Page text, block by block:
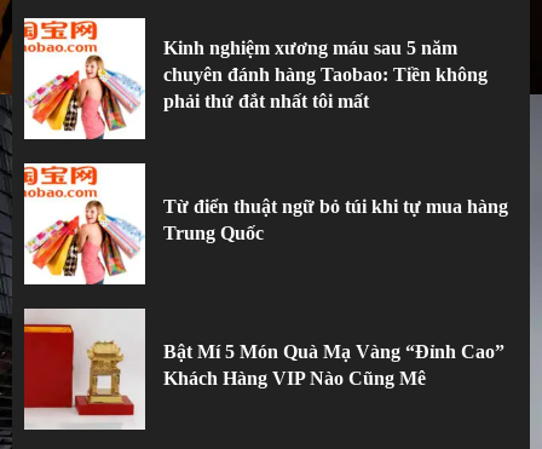
2
3
Từ điển thuật ngữ bỏ túi khi tự mua hàng
Kinh nghiệm xương máu sau 5 năm
chuyên đánh hàng Taobao: Tiền không
phải thứ đắt nhất tôi mất
Từ điển thuật ngữ bỏ túi khi tự mua hàng
Trung Quốc
Bật Mí 5 Món Quà Mạ Vàng “Đỉnh Cao”
Khách Hàng VIP Nào Cũng Mê